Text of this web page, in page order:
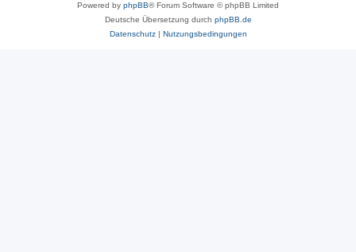
Powered by phpBB® Forum Software © phpBB Limited
Deutsche Übersetzung durch phpBB.de
Datenschutz| Nutzungsbedingungen